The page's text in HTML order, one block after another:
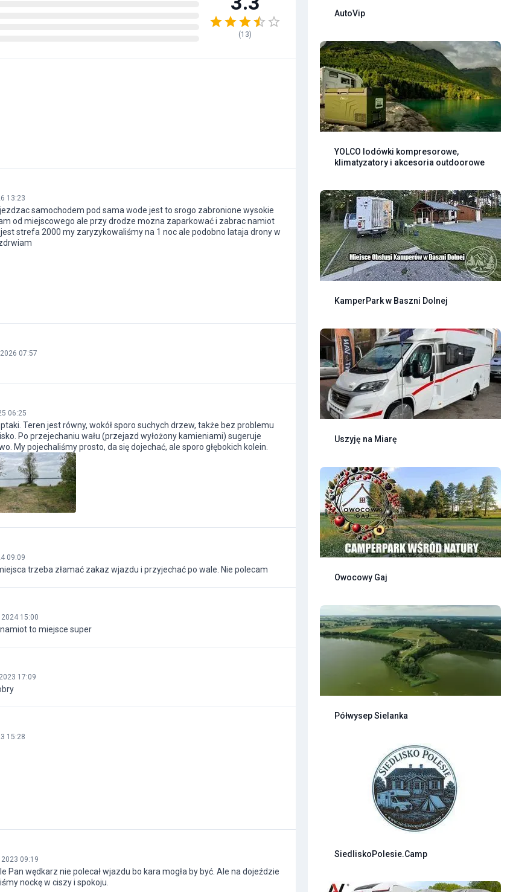
(13)
13:23
samochodem pod sama wode jest to srogo zabronione wysokie
od miejscowego ale przy drodze mozna zaparkować i zabrac namiot
strefa 2000 my zaryzykowaliśmy na 1 noc ale podobno lataja drony w
07:57
06:25
Teren jest równy, wokół sporo suchych drzew, także bez problemu
Po przejechaniu wału (przejazd wyłożony kamieniami) sugeruje
My pojechaliśmy prosto, da się dojechać, ale sporo głębokich kolein.
09:09
trzeba złamać zakaz wjazdu i przyjechać po wale. Nie polecam
15:00
to miejsce super
17:09
15:28
09:19
Pan wędkarz nie polecał wjazdu bo kara mogła by być. Ale na dojeździe
nockę w ciszy i spokoju.
AutoVip
YOLCO lodówki kompresorowe,
klimatyzatory i akcesoria outdoorowe
KamperPark w Baszni Dolnej
Uszyję na Miarę
Owocowy Gaj
Półwysep Sielanka
SiedliskoPolesie.Camp